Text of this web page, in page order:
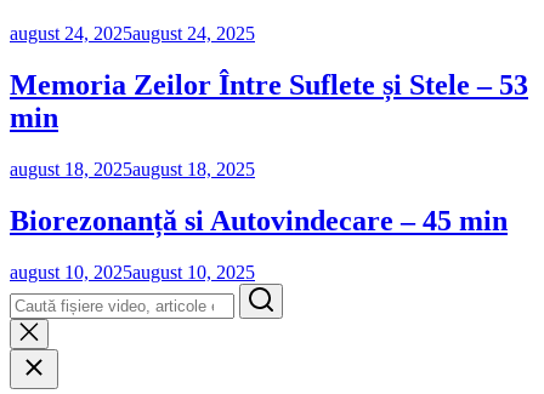
august 24, 2025august 24, 2025
Memoria Zeilor Între Suflete și Stele – 53
min
august 18, 2025august 18, 2025
Biorezonanță si Autovindecare – 45 min
august 10, 2025august 10, 2025
Search